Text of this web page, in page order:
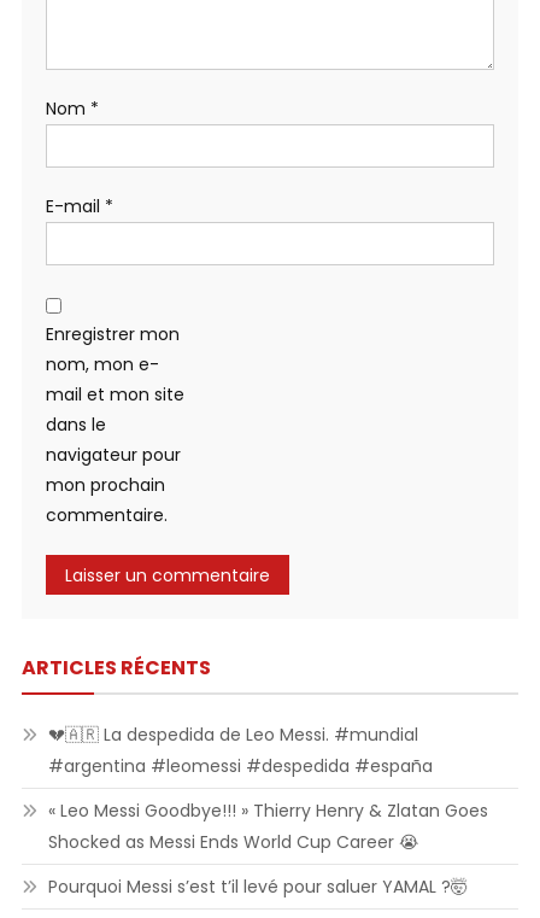
Nom *
E-mail *
Enregistrer mon
nom, mon e-
mail et mon site
dans le
navigateur pour
mon prochain
commentaire.
ARTICLES RÉCENTS
💔🇦🇷 La despedida de Leo Messi. #mundial
#argentina #leomessi #despedida #españa
« Leo Messi Goodbye!!! » Thierry Henry & Zlatan Goes
Shocked as Messi Ends World Cup Career 😭
Pourquoi Messi s’est t’il levé pour saluer YAMAL ?🤯